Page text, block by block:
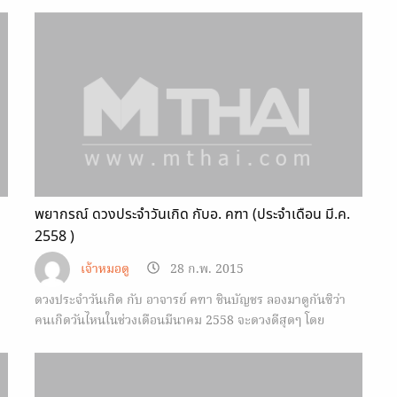
พยากรณ์ ดวงประจำวันเกิด กับอ. คฑา (ประจำเดือน มี.ค.
2558 )
เจ้าหมอดู
28 ก.พ. 2015
ดวงประจำวันเกิด กับ อาจารย์ คฑา ชินบัญชร ลองมาดูกันซิว่า
คนเกิดวันไหนในช่วงเดือนมีนาคม 2558 จะดวงดีสุดๆ โดย